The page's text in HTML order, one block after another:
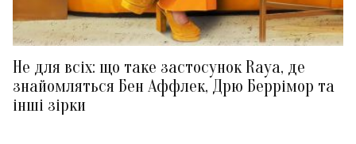
Не для всіх: що таке застосунок Raya, де
знайомляться Бен Аффлек, Дрю Беррімор та
інші зірки